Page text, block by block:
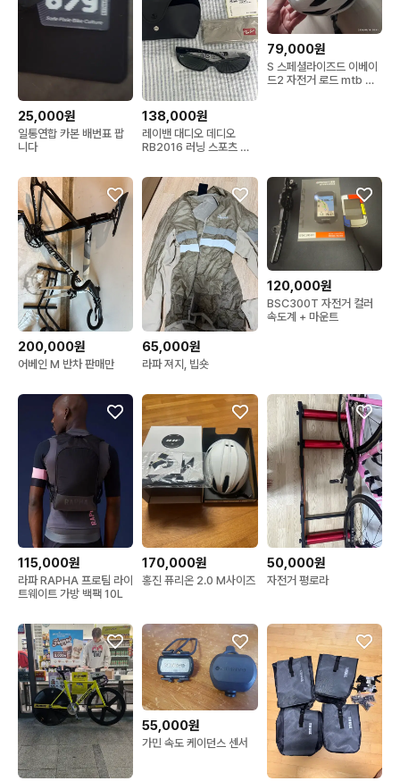
25,000원
일통연합 카본 배번표 팝
니다
138,000원
레이밴 대디오 데디오
RB2016 러닝 스포츠 고
79,000원
S 스페셜라이즈드 이베이
드2 자전거 로드 mtb 픽
200,000원
어베인 M 반차 판매만
65,000원
라파 져지, 빕숏
120,000원
BSC300T 자전거 컬러
속도계 + 마운트
115,000원
라파 RAPHA 프로팀 라이
트웨이트 가방 백팩 10L
170,000원
홍진 퓨리온 2.0 M사이즈
50,000원
자전거 평로라
55,000원
가민 속도 케이던스 센서